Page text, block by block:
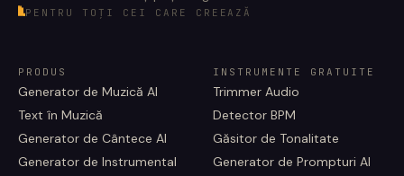
PENTRU TOȚI CEI CARE CREEAZĂ
PRODUS
Generator de Muzică AI
Text în Muzică
Generator de Cântece AI
Generator de Instrumental
INSTRUMENTE GRATUITE
Trimmer Audio
Detector BPM
Găsitor de Tonalitate
Generator de Prompturi AI